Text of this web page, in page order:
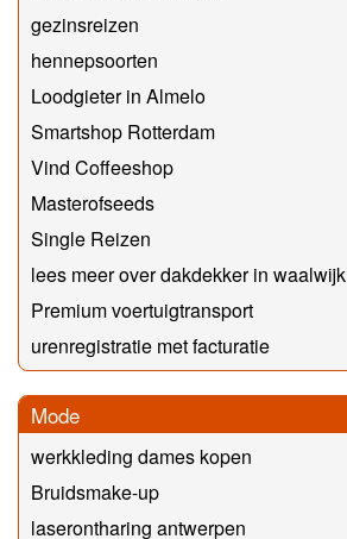
gezinsreizen
hennepsoorten
Loodgieter in Almelo
Smartshop Rotterdam
Vind Coffeeshop
Masterofseeds
Single Reizen
lees meer over dakdekker in waalwijk
Premium voertuigtransport
urenregistratie met facturatie
Mode
werkkleding dames kopen
Bruidsmake-up
laserontharing antwerpen